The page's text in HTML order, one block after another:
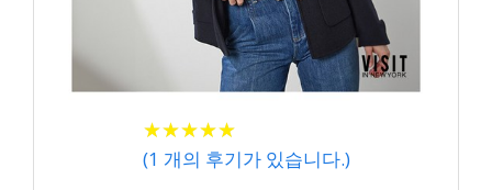
★★★★★
★★★★★
(1 개의 후기가 있습니다.)